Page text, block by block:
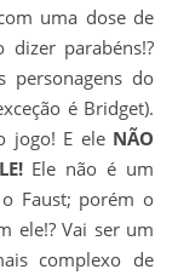
uma dose de
dizer parabéns!?
personagens do
é Bridget).
jogo! E ele NÃO
Ele não é um
Faust; porém o
ele!? Vai ser um
complexo de